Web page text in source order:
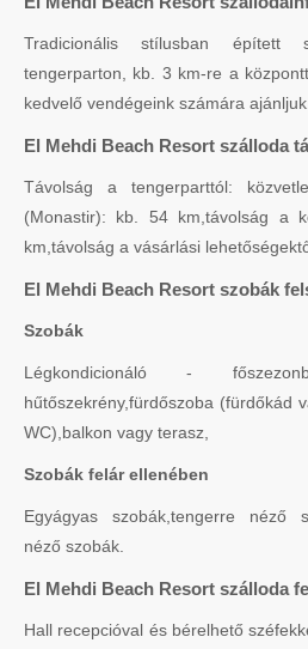
Tradicionális stílusban épített
tengerparton, kb. 3 km-re a
kedvelő vendégeink számára
El Mehdi Beach Resort szálloda
Távolság a tengerparttól:
(Monastir): kb. 54 km,távolság a
km,távolság a vásárlási
El Mehdi Beach Resort szobák
Szobák
Légkondicionáló -
hűtőszekrény,fürdőszoba (fürdőkád
WC),balkon vagy terasz,
Szobák felár ellenében
Egyágyas szobák,tengerre néző
néző szobák.
El Mehdi Beach Resort szálloda
Hall recepcióval és bérelhető